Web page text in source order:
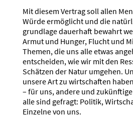
Mit diesem Vertrag soll allen
Würde ermög­licht und die
grundlage dauerhaft bewahrt
Armut und Hunger, Flucht und
Themen, die uns alle etwas
entscheiden, wie wir mit den
Schätzen der Natur umgehen.
unsere Art zu wirtschaften
– für uns, andere und
alle sind gefragt: Politik,
Einzelne von uns.